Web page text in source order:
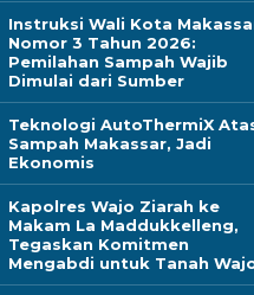
6 Agu 2026 - 21:28 WIB
Wanita Persatuan
Instruksi Wali Kota
Nomor 3 Tahun 2026:
Pemilahan Sampah Wajib
Dimulai dari Sumber
Teknologi AutoThermiX
Sampah Makassar, Jadi
Ekonomis
Kapolres Wajo Ziarah ke
Makam La Maddukkelleng,
Tegaskan Komitmen
Mengabdi untuk Tanah